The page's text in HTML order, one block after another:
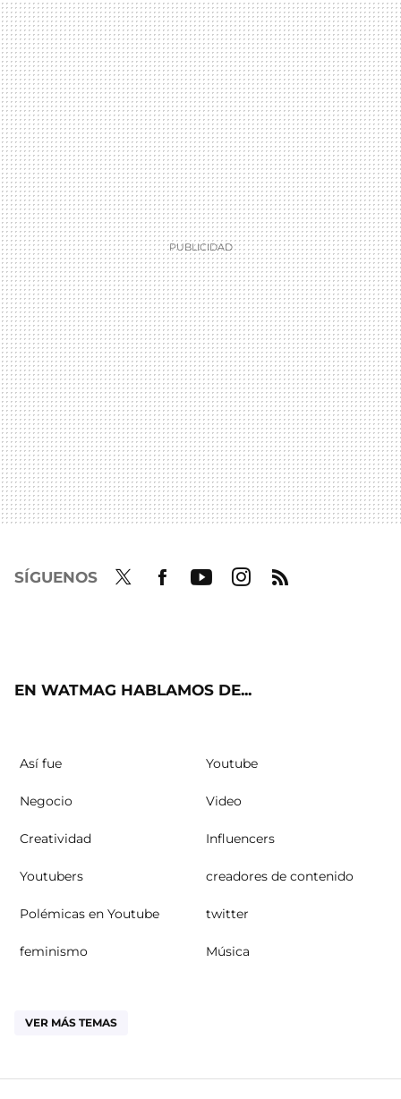
SÍGUENOS
EN WATMAG HABLAMOS DE...
Así fue Youtube
Negocio Video
Creatividad Influencers
Youtubers creadores de contenido
Polémicas en Youtube twitter
feminismo Música
VER MÁS TEMAS